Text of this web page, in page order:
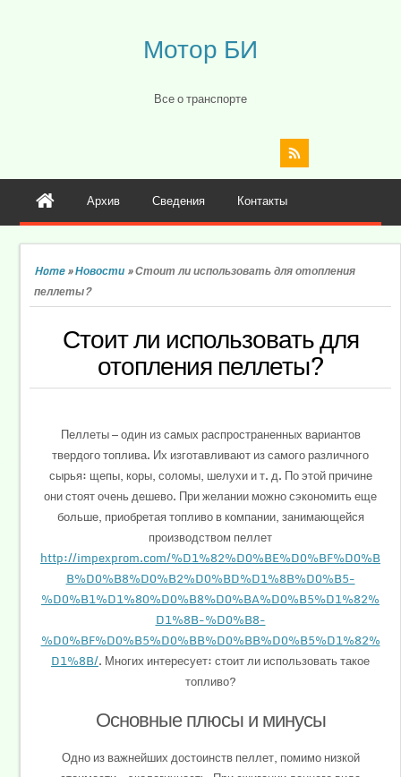
Мотор БИ
Все о транспорте
Архив Сведения Контакты
Home»Новости »Стоит ли использовать для отопления
пеллеты?
Стоит ли использовать для
отопления пеллеты?
Пеллеты — один из самых распространенных вариантов
твердого топлива. Их изготавливают из самого различного
сырья: щепы, коры, соломы, шелухи и т. д. По этой причине
они стоят очень дешево. При желании можно сэкономить еще
больше, приобретая топливо в компании, занимающейся
производством пеллет
http://impexprom.com/%D1%82%D0%BE%D0%BF%D0%B
B%D0%B8%D0%B2%D0%BD%D1%8B%D0%B5-
%D0%B1%D1%80%D0%B8%D0%BA%D0%B5%D1%82%
D1%8B-%D0%B8-
%D0%BF%D0%B5%D0%BB%D0%BB%D0%B5%D1%82%
D1%8B/. Многих интересует: стоит ли использовать такое
топливо?
Основные плюсы и минусы
Одно из важнейших достоинств пеллет, помимо низкой